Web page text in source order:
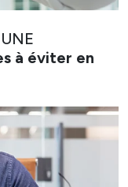
à éviter en